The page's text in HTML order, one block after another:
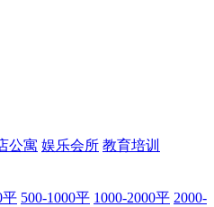
公寓 娱乐会所 教育培训
平 500-1000平 1000-2000平 2000-